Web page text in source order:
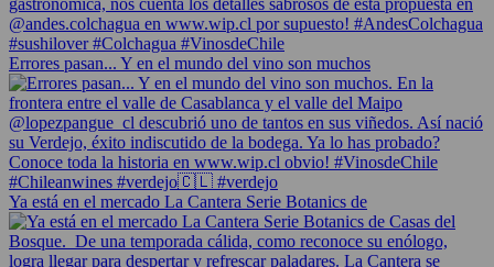
Errores pasan... Y en el mundo del vino son muchos
Ya está en el mercado La Cantera Serie Botanics de